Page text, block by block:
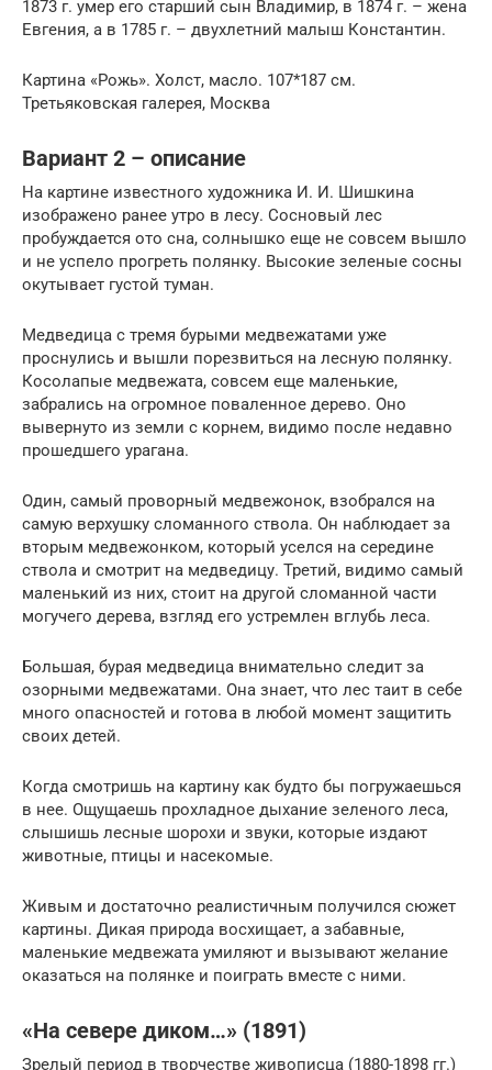
1873 г. умер его старший сын Владимир, в 1874 г. – жена
Евгения, а в 1785 г. – двухлетний малыш Константин.
Картина «Рожь». Холст, масло. 107*187 см.
Третьяковская галерея, Москва
Вариант 2 – описание
На картине известного художника И. И. Шишкина
изображено ранее утро в лесу. Сосновый лес
пробуждается ото сна, солнышко еще не совсем вышло
и не успело прогреть полянку. Высокие зеленые сосны
окутывает густой туман.
Медведица с тремя бурыми медвежатами уже
проснулись и вышли порезвиться на лесную полянку.
Косолапые медвежата, совсем еще маленькие,
забрались на огромное поваленное дерево. Оно
вывернуто из земли с корнем, видимо после недавно
прошедшего урагана.
Один, самый проворный медвежонок, взобрался на
самую верхушку сломанного ствола. Он наблюдает за
вторым медвежонком, который уселся на середине
ствола и смотрит на медведицу. Третий, видимо самый
маленький из них, стоит на другой сломанной части
могучего дерева, взгляд его устремлен вглубь леса.
Большая, бурая медведица внимательно следит за
озорными медвежатами. Она знает, что лес таит в себе
много опасностей и готова в любой момент защитить
своих детей.
Когда смотришь на картину как будто бы погружаешься
в нее. Ощущаешь прохладное дыхание зеленого леса,
слышишь лесные шорохи и звуки, которые издают
животные, птицы и насекомые.
Живым и достаточно реалистичным получился сюжет
картины. Дикая природа восхищает, а забавные,
маленькие медвежата умиляют и вызывают желание
оказаться на полянке и поиграть вместе с ними.
«На севере диком…» (1891)
Зрелый период в творчестве живописца (1880-1898 гг.)